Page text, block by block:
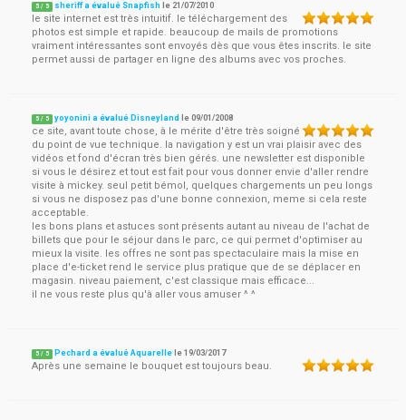
5 / 5 sheriff a évalué Snapfish le 21/07/2010
le site internet est très intuitif. le téléchargement des
photos est simple et rapide. beaucoup de mails de promotions
vraiment intéressantes sont envoyés dès que vous êtes inscrits. le site
permet aussi de partager en ligne des albums avec vos proches.
5 / 5 yoyonini a évalué Disneyland le09/01/2008
ce site, avant toute chose, à le mérite d'être très soigné
du point de vue technique. la navigation y est un vrai plaisir avec des
vidéos et fond d'écran très bien gérés. une newsletter est disponible
si vous le désirez et tout est fait pour vous donner envie d'aller rendre
visite à mickey. seul petit bémol, quelques chargements un peu longs
si vous ne disposez pas d'une bonne connexion, meme si cela reste
acceptable.
les bons plans et astuces sont présents autant au niveau de l'achat de
billets que pour le séjour dans le parc, ce qui permet d'optimiser au
mieux la visite. les offres ne sont pas spectaculaire mais la mise en
place d'e-ticket rend le service plus pratique que de se déplacer en
magasin. niveau paiement, c'est classique mais efficace...
il ne vous reste plus qu'à aller vous amuser ^ ^
5 / 5 Pechard a évalué Aquarelle le19/03/2017
Après une semaine le bouquet est toujours beau.